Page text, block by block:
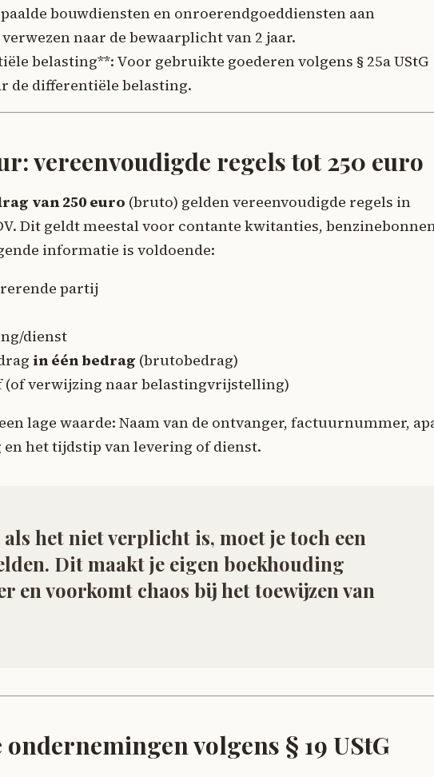
bouwdiensten en onroerendgoeddiensten aan
naar de bewaarplicht van 2 jaar.
belasting**: Voor gebruikte goederen volgens § 25a UStG
de differentiële belasting.
vereenvoudigde regels tot 250 euro
van 250 euro (bruto) gelden vereenvoudigde regels in
Dit geldt meestal voor contante kwitanties,
informatie is voldoende:
partij
dienst
in één bedrag (brutobedrag)
(of verwijzing naar belastingvrijstelling)
lage waarde: Naam van de ontvanger, factuurnummer,
het tijdstip van levering of dienst.
het niet verplicht is, moet je toch een
Dit maakt je eigen boekhouding
en voorkomt chaos bij het toewijzen van
volgens § 19 UStG